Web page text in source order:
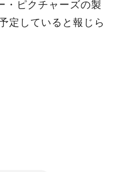
・ピクチャーズの製
定していると報じら